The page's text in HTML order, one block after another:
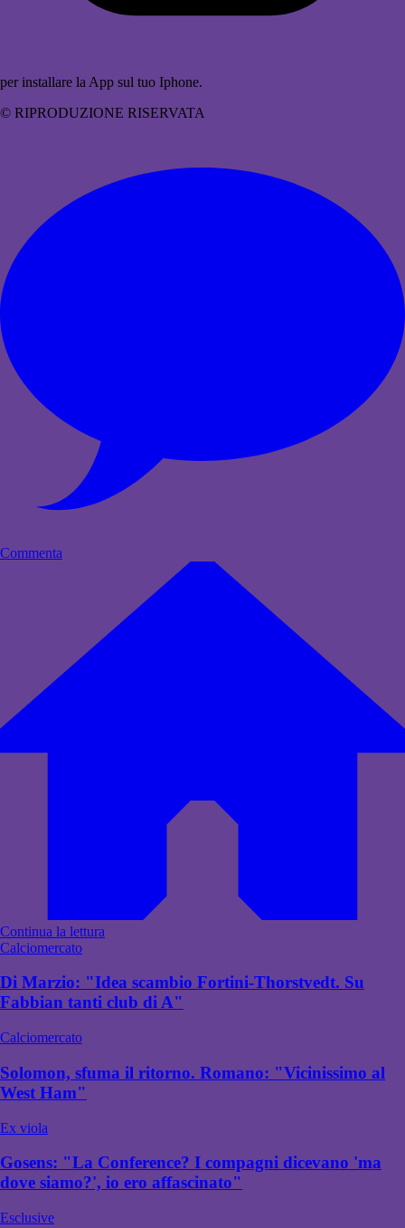
per installare la App sul tuo Iphone.
© RIPRODUZIONE RISERVATA
Commenta
Continua la lettura
Calciomercato
Di Marzio: "Idea scambio Fortini-Thorstvedt. Su
Fabbian tanti club di A"
Calciomercato
Solomon, sfuma il ritorno. Romano: "Vicinissimo al
West Ham"
Ex viola
Gosens: "La Conference? I compagni dicevano 'ma
dove siamo?', io ero affascinato"
Esclusive